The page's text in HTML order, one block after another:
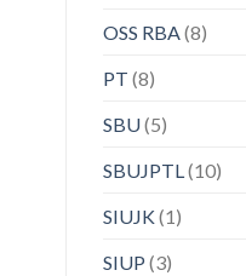
OSS RBA(8)
PT (8)
SBU(5)
SBUJPTL(10)
SIUJK(1)
SIUP (3)